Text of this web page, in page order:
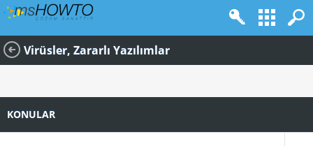
Virüsler, Zararlı Yazılımlar
KONULAR